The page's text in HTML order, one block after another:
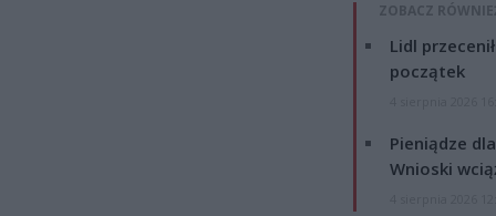
ZOBACZ
Lidl
początek
Pieniądze
Wnioski